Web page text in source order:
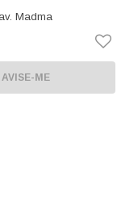
Madma
AVISE-ME